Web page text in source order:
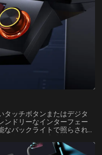
タッチボタンまたはデジタ
ンドリーなインターフェー
なバックライトで照らされ
アクセスしやすくなってい
スクを管理し、ゲームや